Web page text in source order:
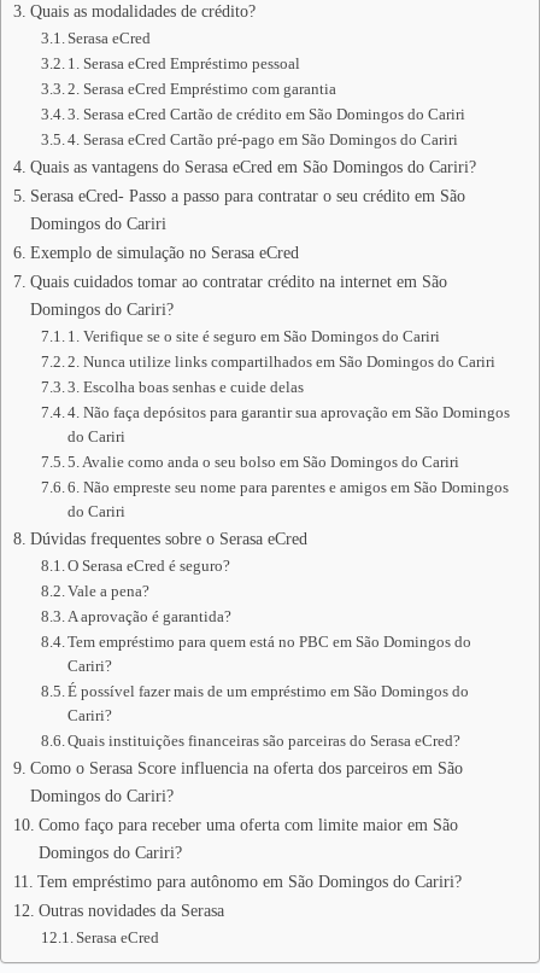
Quais as modalidades de crédito?
Serasa eCred
1. Serasa eCred Empréstimo pessoal
2. Serasa eCred Empréstimo com garantia
3. Serasa eCred Cartão de crédito em São Domingos do Cariri
4. Serasa eCred Cartão pré-pago em São Domingos do Cariri
Quais as vantagens do Serasa eCred em São Domingos do Cariri?
Serasa eCred- Passo a passo para contratar o seu crédito em São
Domingos do Cariri
Exemplo de simulação no Serasa eCred
Quais cuidados tomar ao contratar crédito na internet em São
Domingos do Cariri?
1. Verifique se o site é seguro em São Domingos do Cariri
2. Nunca utilize links compartilhados em São Domingos do Cariri
3. Escolha boas senhas e cuide delas
4. Não faça depósitos para garantir sua aprovação em São Domingos
do Cariri
5. Avalie como anda o seu bolso em São Domingos do Cariri
6. Não empreste seu nome para parentes e amigos em São Domingos
do Cariri
Dúvidas frequentes sobre o Serasa eCred
O Serasa eCred é seguro?
Vale a pena?
A aprovação é garantida?
Tem empréstimo para quem está no PBC em São Domingos do
Cariri?
É possível fazer mais de um empréstimo em São Domingos do
Cariri?
Quais instituições financeiras são parceiras do Serasa eCred?
Como o Serasa Score influencia na oferta dos parceiros em São
Domingos do Cariri?
Como faço para receber uma oferta com limite maior em São
Domingos do Cariri?
Tem empréstimo para autônomo em São Domingos do Cariri?
Outras novidades da Serasa
Serasa eCred